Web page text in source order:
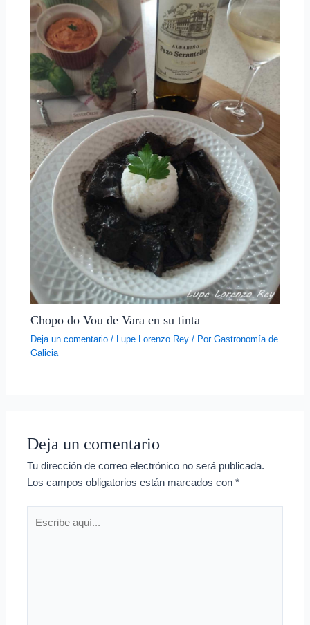
Chopo do Vou de Vara en su tinta
Deja un comentario / Lupe Lorenzo Rey / PorGastronomía de
Galicia
Deja un comentario
Tu dirección de correo electrónico no será publicada.
Los campos obligatorios están marcados con*